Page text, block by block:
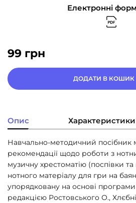
Електронні
99 грн
ДОДАТИ В КОШИК
Опис Характеристики
Навчально-методичний посібник
рекомендації щодо роботи з
музичну хрестоматію (поспівки
нотного матеріалу для гри на
упорядковану на основі
редакцією Ростовського О.,